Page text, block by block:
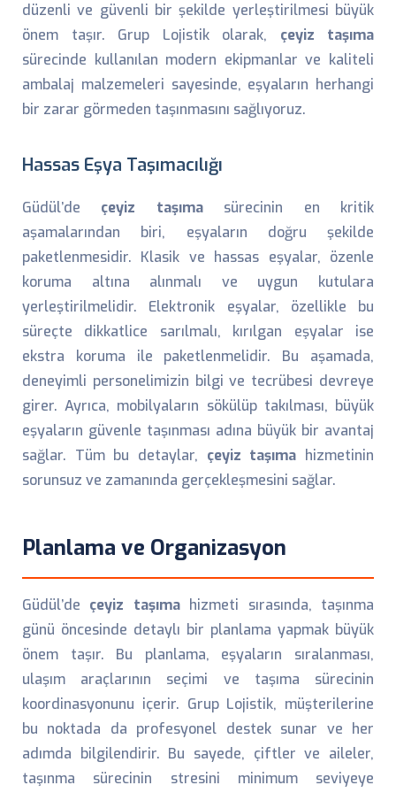
düzenli ve güvenli bir şekilde yerleştirilmesi büyük
önem taşır. Grup Lojistik olarak, çeyiz taşıma
sürecinde kullanılan modern ekipmanlar ve kaliteli
ambalaj malzemeleri sayesinde, eşyaların herhangi
bir zarar görmeden taşınmasını sağlıyoruz.
Hassas Eşya Taşımacılığı
Güdül’de çeyiz taşımasürecinin en kritik
aşamalarından biri, eşyaların doğru şekilde
paketlenmesidir. Klasik ve hassas eşyalar, özenle
koruma altına alınmalı ve uygun kutulara
yerleştirilmelidir. Elektronik eşyalar, özellikle bu
süreçte dikkatlice sarılmalı, kırılgan eşyalar ise
ekstra koruma ile paketlenmelidir. Bu aşamada,
deneyimli personelimizin bilgi ve tecrübesi devreye
girer. Ayrıca, mobilyaların sökülüp takılması, büyük
eşyaların güvenle taşınması adına büyük bir avantaj
sağlar. Tüm bu detaylar, çeyiz taşıma hizmetinin
sorunsuz ve zamanında gerçekleşmesini sağlar.
Planlama ve Organizasyon
Güdül’de çeyiz taşımahizmeti sırasında, taşınma
günü öncesinde detaylı bir planlama yapmak büyük
önem taşır. Bu planlama, eşyaların sıralanması,
ulaşım araçlarının seçimi ve taşıma sürecinin
koordinasyonunu içerir. Grup Lojistik, müşterilerine
bu noktada da profesyonel destek sunar ve her
adımda bilgilendirir. Bu sayede, çiftler ve aileler,
taşınma sürecinin stresini minimum seviyeye